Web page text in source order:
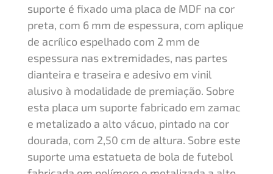
suporte é fixado uma placa de MDF na cor
preta, com 6 mm de espessura, com aplique
de acrílico espelhado com 2 mm de
espessura nas extremidades, nas partes
dianteira e traseira e adesivo em vinil
alusivo à modalidade de premiação. Sobre
esta placa um suporte fabricado em zamac
e metalizado a alto vácuo, pintado na cor
dourada, com 2,50 cm de altura. Sobre este
suporte uma estatueta de bola de futebol